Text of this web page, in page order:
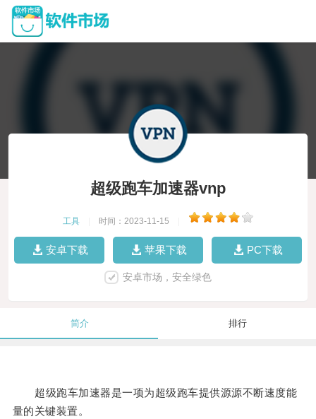
超级跑车加速器vnp
工具 时间：2023-11-15
安卓下载 苹果下载 PC下载
安卓市场，安全绿色
简介 排行
超级跑车加速器是一项为超级跑车提供源源不断速度能
量的关键装置。